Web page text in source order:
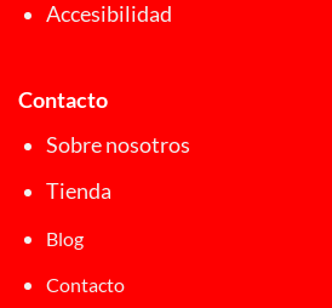
Accesibilidad
Contacto
Sobre nosotros
Tienda
Blog
Contacto